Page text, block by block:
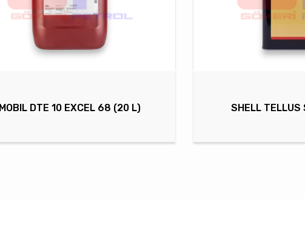
MOBIL DTE 10 EXCEL 68 (20 L) SHELL TELLUS